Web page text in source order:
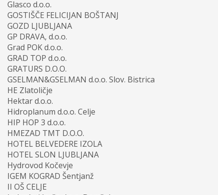
Glasco d.o.o.
GOSTIŠČE FELICIJAN BOŠTANJ
GOZD LJUBLJANA
GP DRAVA, d.o.o.
Grad POK d.o.o.
GRAD TOP d.o.o.
GRATURS D.O.O.
GSELMAN&GSELMAN d.o.o. Slov. Bistrica
HE Zlatoličje
Hektar d.o.o.
Hidroplanum d.o.o. Celje
HIP HOP 3 d.o.o.
HMEZAD TMT D.O.O.
HOTEL BELVEDERE IZOLA
HOTEL SLON LJUBLJANA
Hydrovod Kočevje
IGEM KOGRAD Šentjanž
II OŠ CELJE